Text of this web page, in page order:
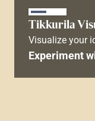
Tikkurila
Visualize your
Experiment